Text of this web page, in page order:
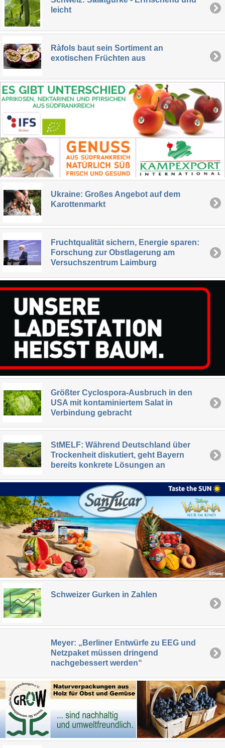
leicht
Ràfols baut sein Sortiment an
exotischen Früchten aus
Ukraine: Großes Angebot auf dem
Karottenmarkt
Fruchtqualität sichern, Energie sparen:
Forschung zur Obstlagerung am
Versuchszentrum Laimburg
Größter Cyclospora-Ausbruch in den
USA mit kontaminiertem Salat in
Verbindung gebracht
StMELF: Während Deutschland über
Trockenheit diskutiert, geht Bayern
bereits konkrete Lösungen an
Schweizer Gurken in Zahlen
Meyer: „Berliner Entwürfe zu EEG und
Netzpaket müssen dringend
nachgebessert werden“